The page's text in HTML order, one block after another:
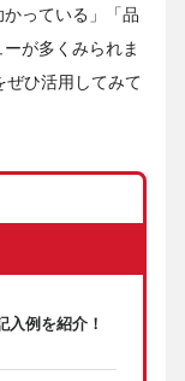
っている」「品
が多くみられま
ぜひ活用してみて
入例を紹介！